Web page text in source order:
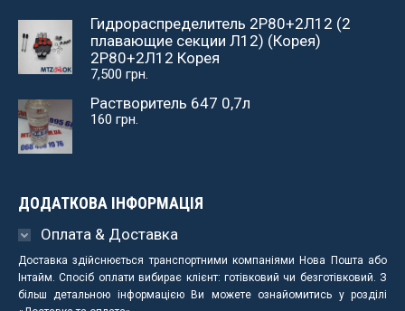
Гидрораспределитель 2Р80+2Л12 (2
плавающие секции Л12) (Корея)
2Р80+2Л12 Корея
7,500 грн.
Растворитель 647 0,7л
160 грн.
ДОДАТКОВА ІНФОРМАЦІЯ
Оплата & Доставка
Доставка здійснюється транспортними компаніями Нова Пошта або
Інтайм. Спосіб оплати вибирає клієнт: готівковий чи безготівковий. З
більш детальною інформацією Ви можете ознайомитись у розділі